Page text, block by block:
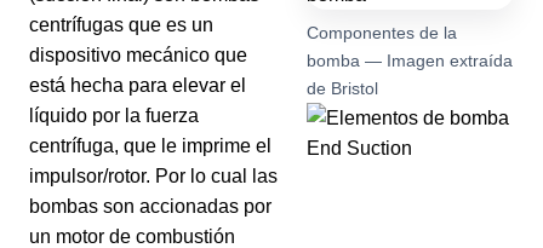
centrífugas que es un
dispositivo mecánico que
está hecha para elevar el
líquido por la fuerza
centrífuga, que le imprime el
impulsor/rotor. Por lo cual las
bombas son accionadas por
un motor de combustión
Componentes de la
bomba — Imagen extraída
de Bristol